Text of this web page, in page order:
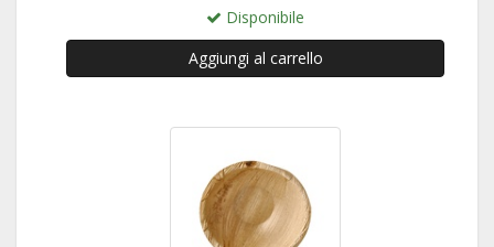
Disponibile
Aggiungi al carrello